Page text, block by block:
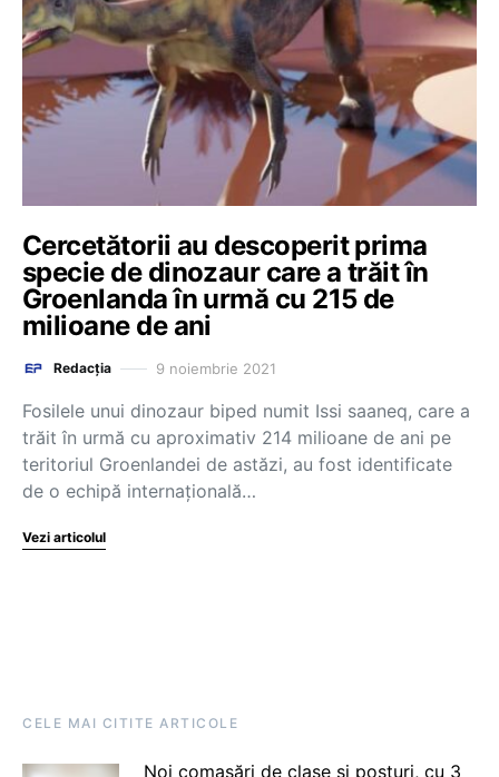
Cercetătorii au descoperit prima
specie de dinozaur care a trăit în
Groenlanda în urmă cu 215 de
milioane de ani
Redacția 9 noiembrie 2021
Fosilele unui dinozaur biped numit Issi saaneq, care a
trăit în urmă cu aproximativ 214 milioane de ani pe
teritoriul Groenlandei de astăzi, au fost identificate
de o echipă internaţională…
Vezi articolul
CELE MAI CITITE ARTICOLE
Noi comasări de clase și posturi, cu 3